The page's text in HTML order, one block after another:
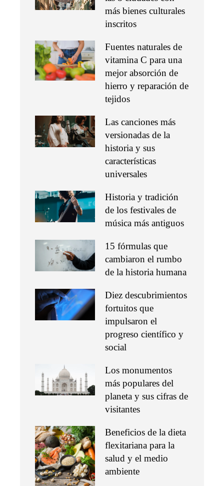
más bienes culturales
inscritos
Fuentes naturales de
vitamina C para una
mejor absorción de
hierro y reparación de
tejidos
Las canciones más
versionadas de la
historia y sus
características
universales
Historia y tradición
de los festivales de
música más antiguos
15 fórmulas que
cambiaron el rumbo
de la historia humana
Diez descubrimientos
fortuitos que
impulsaron el
progreso científico y
social
Los monumentos
más populares del
planeta y sus cifras de
visitantes
Beneficios de la dieta
flexitariana para la
salud y el medio
ambiente